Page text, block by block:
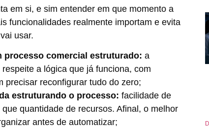
em si, e sim entender em que momento a
funcionalidades realmente importam e evita
usar.
processo comercial estruturado: a
a lógica que já funciona, com
precisar reconfigurar tudo do zero;
estruturando o processo: facilidade de
quantidade de recursos. Afinal, o melhor
antes de automatizar;